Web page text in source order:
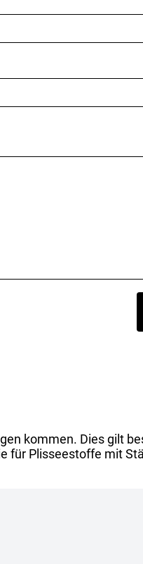
kommen. Dies gilt
für Plisseestoffe mit